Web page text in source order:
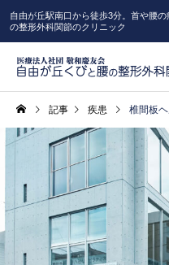
自由が丘駅南口から徒歩3分。首や腰
の整形外科関節のクリニック
一般整形外
記事 疾患 椎間板